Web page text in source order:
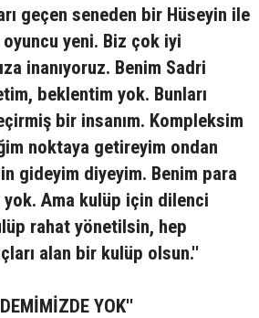
geçen seneden bir Hüseyin ile
yeni. Biz çok iyi
inanıyoruz. Benim Sadri
beklentim yok. Bunları
bir insanım. Kompleksim
noktaya getireyim ondan
gideyim diyeyim. Benim para
Ama kulüp için dilenci
rahat yönetilsin, hep
alan bir kulüp olsun.''
YOK''